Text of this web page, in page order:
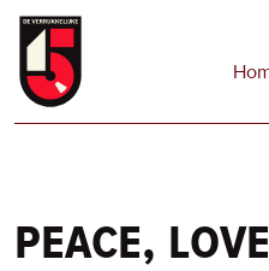
Overslaan
naar
peace,